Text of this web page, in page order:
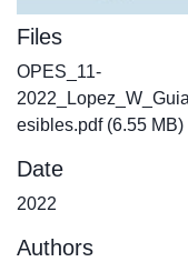
Files
OPES_11-
esibles.pdf(6.55 MB)
Date
2022
Authors